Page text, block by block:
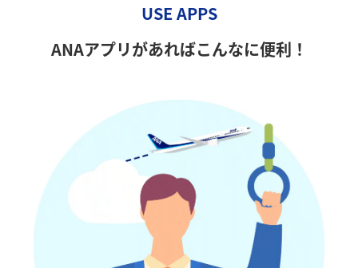
USE APPS
ANAアプリがあればこんなに便利！